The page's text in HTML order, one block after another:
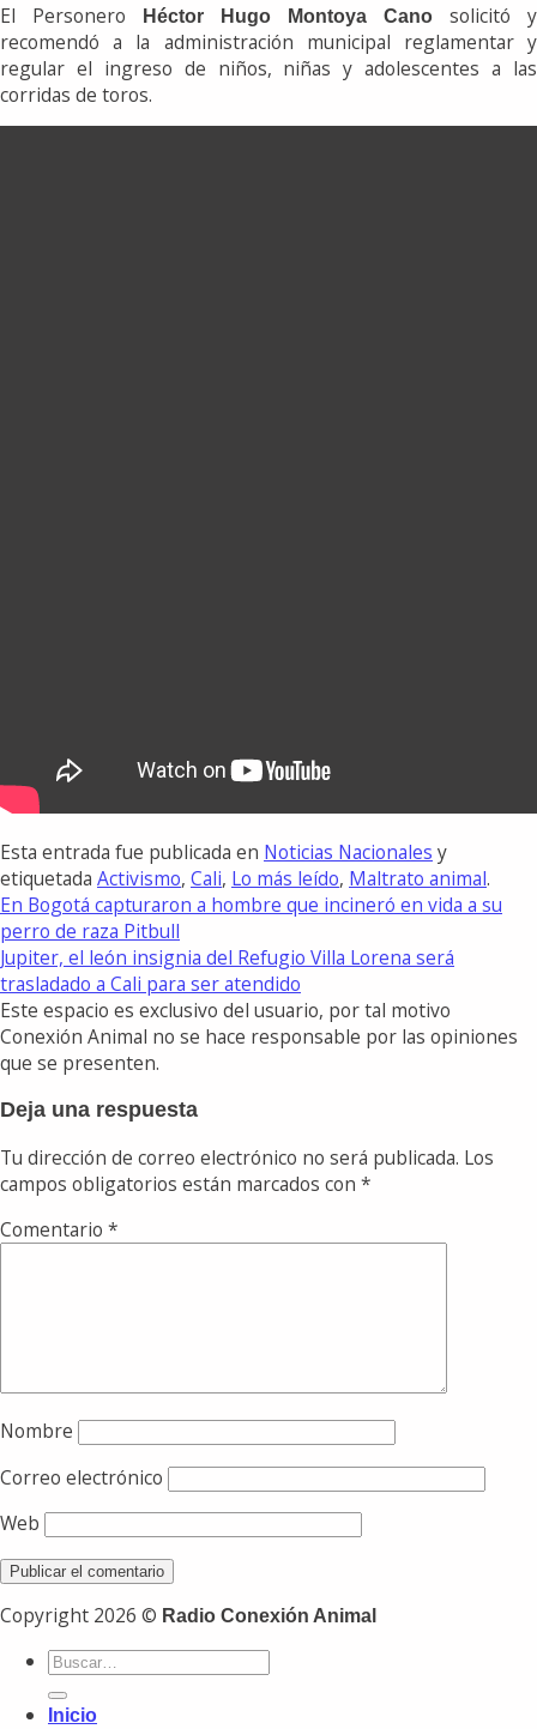
El Personero
Héctor Hugo Montoya Cano solicitó y
recomendó a la administración municipal reglamentar y
regular el ingreso de niños, niñas y adolescentes a las
corridas de toros.
Esta entrada fue publicada en Noticias Nacionales y
etiquetada Activismo, Cali, Lo más leído, Maltrato animal.
En Bogotá capturaron a hombre que incineró en vida a su
perro de raza Pitbull
Jupiter, el león insignia del Refugio Villa Lorena será
trasladado a Cali para ser atendido
Este espacio es exclusivo del usuario, por tal motivo
Conexión Animal no se hace responsable por las opiniones
que se presenten.
Deja una respuesta
Tu dirección de correo electrónico no será publicada. Los
campos obligatorios están marcados con *
Comentario *
Nombre
Correo electrónico
Web
Copyright 2026 © Radio Conexión Animal
Inicio